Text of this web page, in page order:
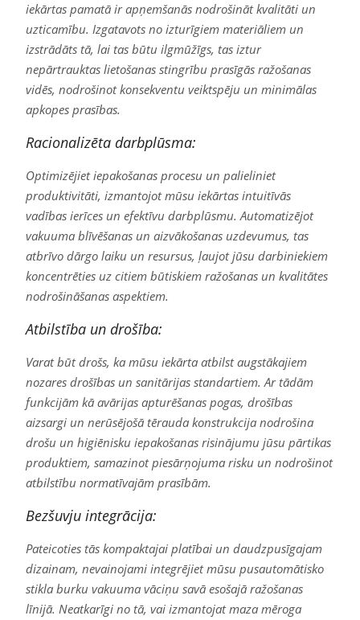
iekārtas pamatā ir apņemšanās nodrošināt kvalitāti un
uzticamību. Izgatavots no izturīgiem materiāliem un
izstrādāts tā, lai tas būtu ilgmūžīgs, tas iztur
nepārtrauktas lietošanas stingrību prasīgās ražošanas
vidēs, nodrošinot konsekventu veiktspēju un minimālas
apkopes prasības.
Racionalizēta darbplūsma:
Optimizējiet iepakošanas procesu un palieliniet
produktivitāti, izmantojot mūsu iekārtas intuitīvās
vadības ierīces un efektīvu darbplūsmu. Automatizējot
vakuuma blīvēšanas un aizvākošanas uzdevumus, tas
atbrīvo dārgo laiku un resursus, ļaujot jūsu darbiniekiem
koncentrēties uz citiem būtiskiem ražošanas un kvalitātes
nodrošināšanas aspektiem.
Atbilstība un drošība:
Varat būt drošs, ka mūsu iekārta atbilst augstākajiem
nozares drošības un sanitārijas standartiem. Ar tādām
funkcijām kā avārijas apturēšanas pogas, drošības
aizsargi un nerūsējošā tērauda konstrukcija nodrošina
drošu un higiēnisku iepakošanas risinājumu jūsu pārtikas
produktiem, samazinot piesārņojuma risku un nodrošinot
atbilstību normatīvajām prasībām.
Bezšuvju integrācija:
Pateicoties tās kompaktajai platībai un daudzpusīgajam
dizainam, nevainojami integrējiet mūsu pusautomātisko
stikla burku vakuuma vāciņu savā esošajā ražošanas
līnijā. Neatkarīgi no tā, vai izmantojat maza mēroga